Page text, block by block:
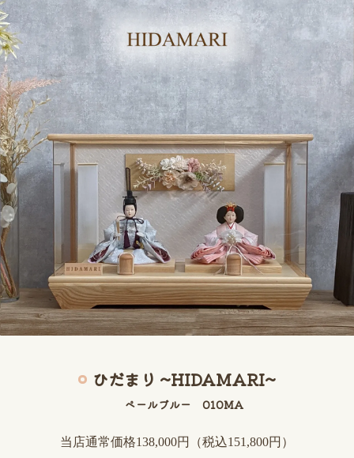
ひだまり ~HIDAMARI~
ペールブルー 010MA
当店通常価格138,000円（税込151,800円）